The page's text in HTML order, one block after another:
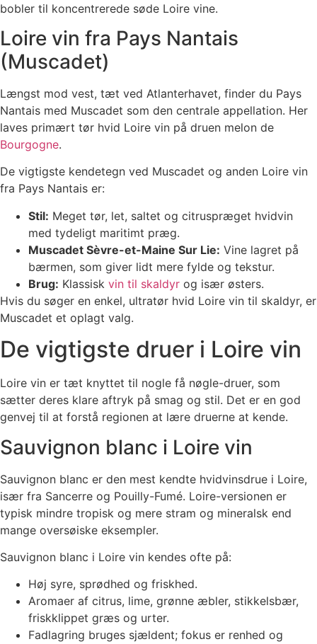
bobler til koncentrerede søde Loire vine.
Loire vin fra Pays Nantais
(Muscadet)
Længst mod vest, tæt ved Atlanterhavet, finder du Pays
Nantais med Muscadet som den centrale appellation. Her
laves primært tør hvid Loire vin på druen melon de
Bourgogne.
De vigtigste kendetegn ved Muscadet og anden Loire vin
fra Pays Nantais er:
Stil: Meget tør, let, saltet og citruspræget hvidvin
med tydeligt maritimt præg.
Muscadet Sèvre-et-Maine Sur Lie: Vine lagret på
bærmen, som giver lidt mere fylde og tekstur.
Brug: Klassisk vin til skaldyr og især østers.
Hvis du søger en enkel, ultratør hvid Loire vin til skaldyr, er
Muscadet et oplagt valg.
De vigtigste druer i Loire vin
Loire vin er tæt knyttet til nogle få nøgle-druer, som
sætter deres klare aftryk på smag og stil. Det er en god
genvej til at forstå regionen at lære druerne at kende.
Sauvignon blanc i Loire vin
Sauvignon blanc er den mest kendte hvidvinsdrue i Loire,
især fra Sancerre og Pouilly-Fumé. Loire-versionen er
typisk mindre tropisk og mere stram og mineralsk end
mange oversøiske eksempler.
Sauvignon blanc i Loire vin kendes ofte på:
Høj syre, sprødhed og friskhed.
Aromaer af citrus, lime, grønne æbler, stikkelsbær,
friskklippet græs og urter.
Fadlagring bruges sjældent; fokus er renhed og